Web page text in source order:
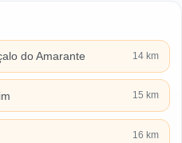
do Amarante 14 km
15 km
16 km